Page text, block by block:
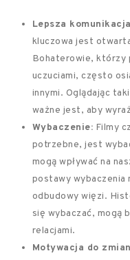
Lepsza
kluczowa jest
Bohaterowie, którzy
uczuciami, często
innymi. Oglądając
ważne jest, aby
Wybaczenie: Filmy
potrzebne, jest
mogą wpływać na
postawy wybaczenia
odbudowy więzi.
się wybaczać, mogą
relacjami.
Motywacja do